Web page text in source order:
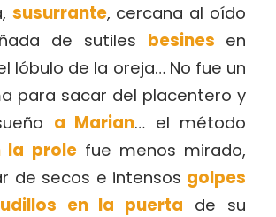
susurrante, cercana al oído
de sutiles besines en
lóbulo de la oreja… No fue un
para sacar del placentero y
a Marian… el método
la prolefue menos mirado,
de secos e intensos golpes
en la puerta de su